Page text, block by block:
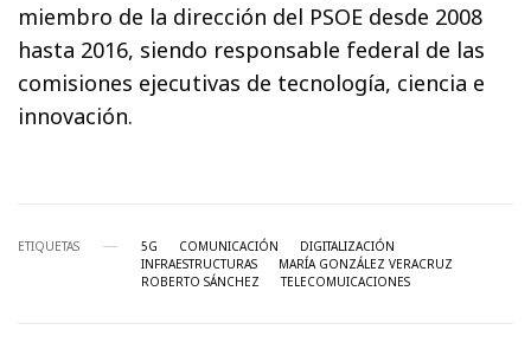
miembro de la dirección del PSOE desde 2008
hasta 2016, siendo responsable federal de las
comisiones ejecutivas de tecnología, ciencia e
innovación.
ETIQUETAS 5G COMUNICACIÓN
DIGITALIZACIÓN
INFRAESTRUCTURAS
MARÍA GONZÁLEZ VERACRUZ
ROBERTO SÁNCHEZ
TELECOMUICACIONES